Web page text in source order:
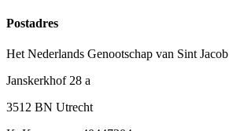
Postadres
Het Nederlands Genootschap van Sint Jacob
Janskerkhof 28 a
3512 BN Utrecht